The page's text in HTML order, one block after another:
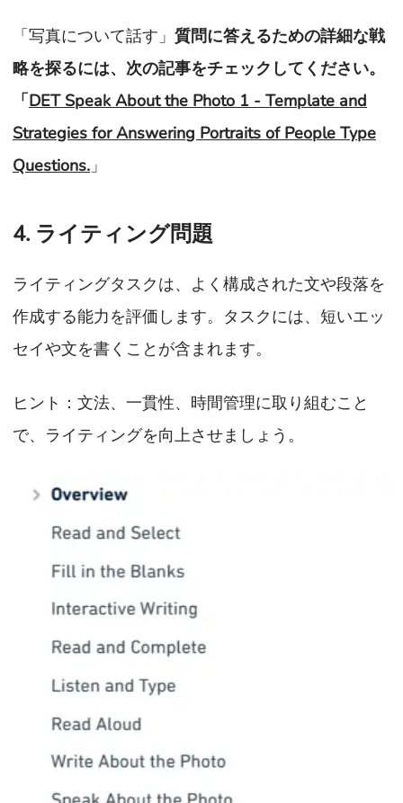
「写真について話す」 質問に答えるための詳細な戦
略を探るには、次の記事をチェックしてください。
「DET Speak About the Photo 1 - Template and
Strategies for Answering Portraits of People Type
Questions. 」
4. ライティング問題
ライティングタスクは、よく構成された文や段落を
作成する能力を評価します。タスクには、短いエッ
セイや文を書くことが含まれます。
ヒント：文法、一貫性、時間管理に取り組むこと
で、ライティングを向上させましょう。